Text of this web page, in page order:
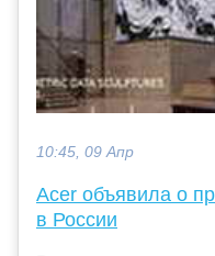
10:45, 09 Апр
Acer объявила о
в России